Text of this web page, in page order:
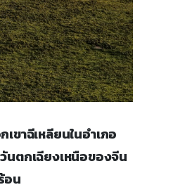
ขาฉีเหลียนในอำเภอ
นตกเฉียงเหนือของจีน
อน